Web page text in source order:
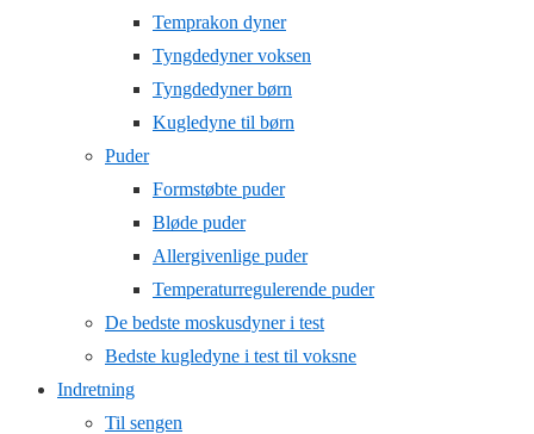
Temprakon dyner
Tyngdedyner voksen
Tyngdedyner børn
Kugledyne til børn
Puder
Formstøbte puder
Bløde puder
Allergivenlige puder
Temperaturregulerende puder
De bedste moskusdyner i test
Bedste kugledyne i test til voksne
Indretning
Til sengen